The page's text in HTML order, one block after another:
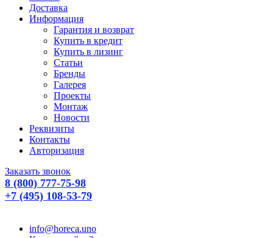
Доставка
Информация
Гарантия и возврат
Купить в кредит
Купить в лизинг
Статьи
Бренды
Галерея
Проекты
Монтаж
Новости
Реквизиты
Контакты
Авторизация
Заказать звонок
8 (800) 777-75-98
+7 (495) 108-53-79
info@horeca.uno